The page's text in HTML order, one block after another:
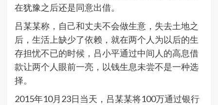
在犹豫之后还是同意出借。
吕某某称，自己和丈夫不会做生意，失去土地之
后，生活上缺少了依赖，就在两个人为以后的生
存担忧不已的时候，吕小平通过中间人的高息借
款让两个人眼前一亮，以钱生息未尝不是一种选
择。
2015年10月23日当天，吕某某将100万通过银行